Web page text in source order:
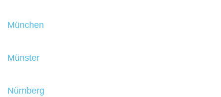
München
Münster
Nürnberg